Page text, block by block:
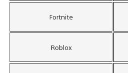
Fortnite
Roblox